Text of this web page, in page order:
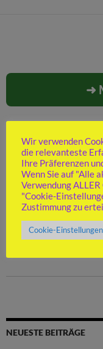
➜
SCHACH TERMINE
Startdatum:11.
Enddatum:13. September
Bad Schussenried
NEUESTE BEITRÄGE
Wir verwenden
die relevanteste
Ihre Präferenzen
Wenn Sie auf "Alle
Verwendung
"Cookie-
Zustimmung zu
Cookie-Einstellungen